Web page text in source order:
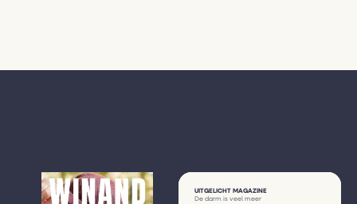
UITGELICHT MAGAZINE
De darm is veel meer